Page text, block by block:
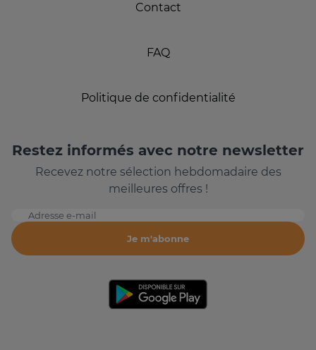
Contact
FAQ
Politique de confidentialité
Restez informés avec notre newsletter
Recevez notre sélection hebdomadaire des
meilleures offres !
Adresse e-mail
Je m'abonne